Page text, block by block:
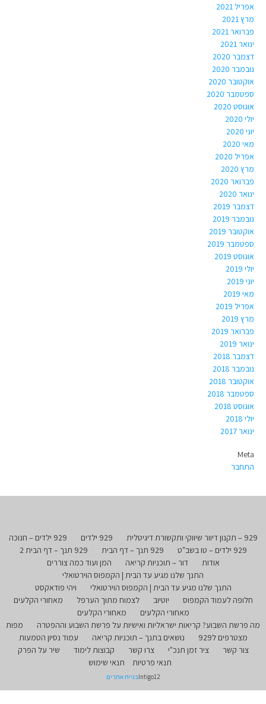
אפריל 2021
מרץ 2021
פברואר 2021
ינואר 2021
דצמבר 2020
נובמבר 2020
אוקטובר 2020
ספטמבר 2020
אוגוסט 2020
יולי 2020
יוני 2020
מאי 2020
אפריל 2020
מרץ 2020
פברואר 2020
ינואר 2020
דצמבר 2019
נובמבר 2019
אוקטובר 2019
ספטמבר 2019
אוגוסט 2019
יולי 2019
יוני 2019
מאי 2019
אפריל 2019
מרץ 2019
פברואר 2019
ינואר 2019
דצמבר 2018
נובמבר 2018
אוקטובר 2018
ספטמבר 2018
אוגוסט 2018
יולי 2018
ינואר 2017
Meta
התחבר
929 – תקנון דיוור שיווקי ותקשורת דיגיטלית 929 ילדים
929 ילדים – חנוכה
929 ילדים – טו בשב"ט
929 תנך – דף הבית
929 תנך – דף הבית 2
אודות
דור – תוכניות קריאה
המן ועוד כמה צוררים
התנך שלנו מגיע עד הבית | הקמפוס הוירטואלי
התנך שלנו מגיע עד הבית | הקמפוס הוירטואלי
ויהי פודאקסט
חלופה לעמוד הקמפוס
יוטיוב לצמוח מתוך הערפל
מאחורי הקלעים
מאחורי הקלעים
מאחורי הקלעים
מה פרשת השבוע? קריאות ישראליות ואישיות על פרשת השבוע וההפטרה
מפות
מצטרפים ל929
נושאים בתנך – תוכניות קריאה
עמוד נסיון הטמעות
צור קשר
ציר זמן תנכ"י צרו קשר קבוצות לימוד
שיר על הפרק
תנאי פרטיות
תנאי שימוש
Intigo12בניית אתרים